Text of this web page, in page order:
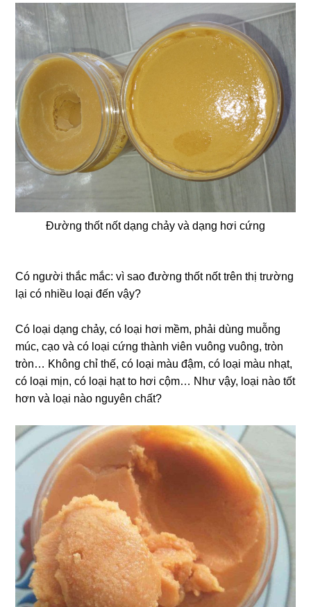
Đường thốt nốt dạng chảy và dạng hơi cứng
Có người thắc mắc: vì sao đường thốt nốt trên thị trường
lại có nhiều loại đến vậy?
Có loại dạng chảy, có loại hơi mềm, phải dùng muỗng
múc, cạo và có loại cứng thành viên vuông vuông, tròn
tròn… Không chỉ thế, có loại màu đậm, có loại màu nhạt,
có loại mịn, có loại hạt to hơi cộm… Như vậy, loại nào tốt
hơn và loại nào nguyên chất?